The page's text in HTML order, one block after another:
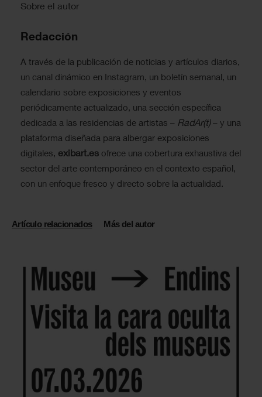
Sobre el autor
Redacción
A través de la publicación de noticias y artículos diarios,
un canal dinámico en Instagram, un boletín semanal, un
calendario sobre exposiciones y eventos
periódicamente actualizado, una sección específica
dedicada a las residencias de artistas – RadAr(t)– y una
plataforma diseñada para albergar exposiciones
digitales, exibart.es ofrece una cobertura exhaustiva del
sector del arte contemporáneo en el contexto español,
con un enfoque fresco y directo sobre la actualidad.
Artículo relacionados Más del autor